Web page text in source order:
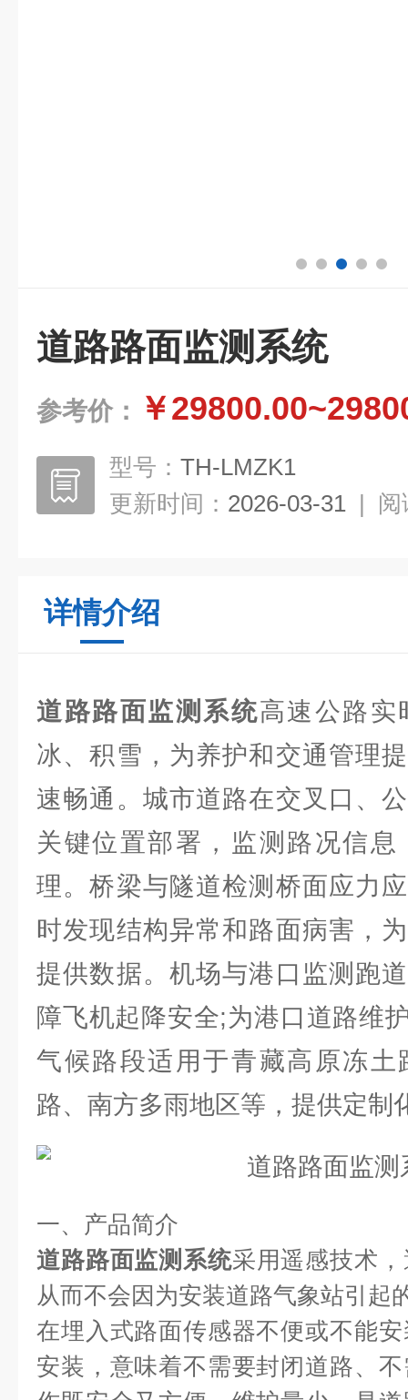
道路路面监测系统
参考价： ￥
型号： TH-LMZK1
更新时间： 2026-03-31 | 阅
详情介绍
道路路面监测系统高速公路实
冰、积雪，为养护和交通管理
速畅通。城市道路在交叉口、
关键位置部署，监测路况信
理。桥梁与隧道检测桥面应力
时发现结构异常和路面病害，
提供数据。机场与港口监测跑
障飞机起降安全;为港口道路维
气候路段适用于青藏高原冻土
路、南方多雨地区等，提供定制
一、产品简介
道路路面监测系统采用遥感技术
从而不会因为安装道路气象站引起
在埋入式路面传感器不便或不能
安装，意味着不需要封闭道路、